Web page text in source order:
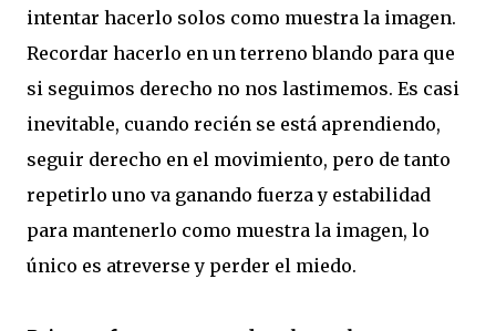
intentar hacerlo solos como muestra la imagen.
Recordar hacerlo en un terreno blando para que
si seguimos derecho no nos lastimemos. Es casi
inevitable, cuando recién se está aprendiendo,
seguir derecho en el movimiento, pero de tanto
repetirlo uno va ganando fuerza y estabilidad
para mantenerlo como muestra la imagen, lo
único es atreverse y perder el miedo.